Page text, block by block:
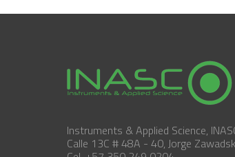
Instruments & Applied Science,
Calle 13C # 48A - 40, Jorge